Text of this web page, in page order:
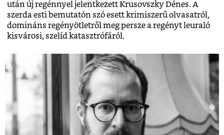
után új regénnyel jelentkezett Krusovszky Dénes. A
szerda esti bemutatón szó esett krimiszerű olvasatról,
domináns regényötletről meg persze a regényt leuraló
kisvárosi, szelíd katasztrófáról.